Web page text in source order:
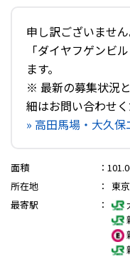
申し訳ございません
「ダイヤフゲンビ
ます。
※ 最新の募集状況
細はお問い合わせく
» 高田馬場・大久
面積 ：
所在地
：
東
最寄駅
：